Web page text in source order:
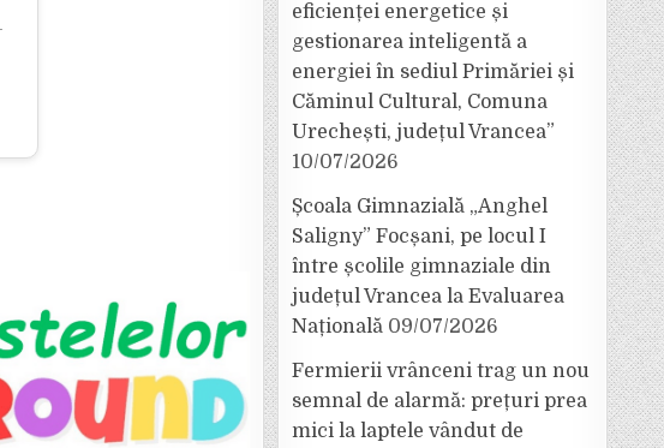
eficienței energetice și
gestionarea inteligentă a
energiei în sediul Primăriei și
Căminul Cultural, Comuna
Urechești, județul Vrancea”
10/07/2026
Școala Gimnazială „Anghel
Saligny” Focșani, pe locul I
între școlile gimnaziale din
județul Vrancea la Evaluarea
Națională 09/07/2026
Fermierii vrânceni trag un nou
semnal de alarmă: prețuri prea
mici la laptele vândut de